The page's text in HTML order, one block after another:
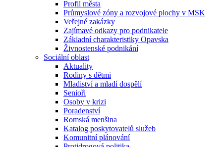
Profil města
Průmyslové zóny a rozvojové plochy v MSK
Veřejné zakázky
Zajímavé odkazy pro podnikatele
Základní charakteristiky Opavska
Živnostenské podnikání
Sociální oblast
Aktuality
Rodiny s dětmi
Mladiství a mladí dospělí
Senioři
Osoby v krizi
Poradenství
Romská menšina
Katalog poskytovatelů služeb
Komunitní plánování